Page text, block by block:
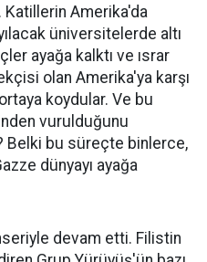
Amerika'da
üniversitelerde altı
ayağa kalktı ve ısrar
olan Amerika'ya karşı
koydular. Ve bu
vurulduğunu
Belki bu süreçte binlerce,
dünyayı ayağa
devam etti. Filistin